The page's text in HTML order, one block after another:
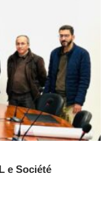
e Société